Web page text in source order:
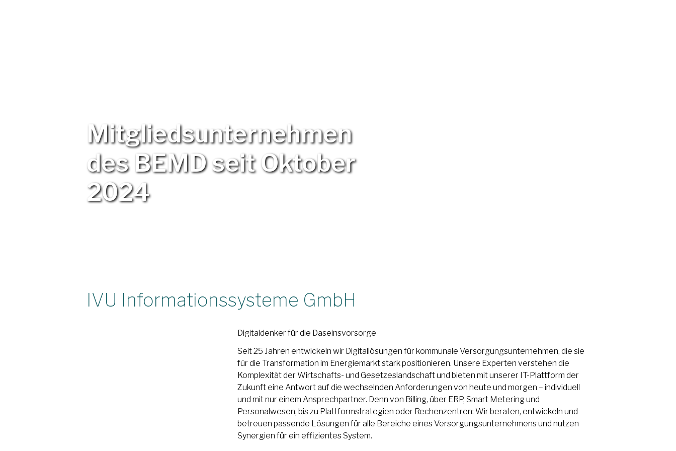
Mitgliedsunternehmen
des BEMD seit Oktober
2024
IVU Informationssysteme GmbH
Digitaldenker für die Daseinsvorsorge
Seit 25 Jahren entwickeln wir Digitallösungen für kommunale Versorgungsunternehmen, die sie
für die Transformation im Energiemarkt stark positionieren. Unsere Experten verstehen die
Komplexität der Wirtschafts- und Gesetzeslandschaft und bieten mit unserer IT-Plattform der
Zukunft eine Antwort auf die wechselnden Anforderungen von heute und morgen – individuell
und mit nur einem Ansprechpartner. Denn von Billing, über ERP, Smart Metering und
Personalwesen, bis zu Plattformstrategien oder Rechenzentren: Wir beraten, entwickeln und
betreuen passende Lösungen für alle Bereiche eines Versorgungsunternehmens und nutzen
Synergien für ein effizientes System.